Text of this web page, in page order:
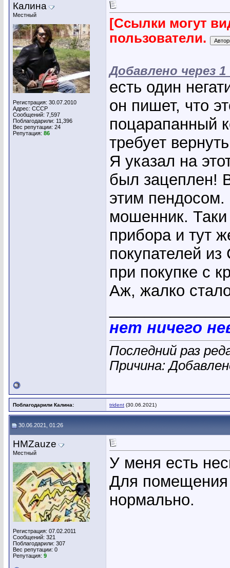
Калина
Местный
Регистрация: 30.07.2010
Адрес: СССР
Сообщений: 7,597
Поблагодарили: 11,396
Вес репутации: 24
Репутация: 86
[Ссылки могут
пользователи.
Добавлено через
есть один
он пишет, что
поцарапанный
требует
Я указал на
был зацеплен!
этим пендосом.
мошенник.
прибора и тут
покупателей
при покупке с
Аж, жалко
нет ничего
Последний раз
Причина:
Поблагодарили Калина: trident (30.06.2021)
30.06.2021, 01:26
HMZauze
Местный
Регистрация: 07.02.2011
Сообщений: 321
Поблагодарили: 307
Вес репутации: 0
Репутация: 9
У меня есть
Для помещения
нормально.